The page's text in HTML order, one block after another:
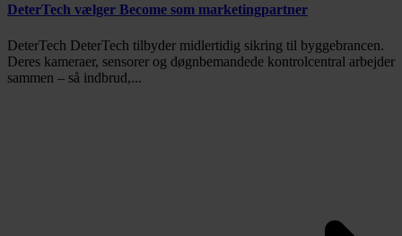
DeterTech vælger Become som marketingpartner
DeterTech DeterTech tilbyder midlertidig sikring til byggebrancen.
Deres kameraer, sensorer og døgnbemandede kontrolcentral arbejder
sammen – så indbrud,...